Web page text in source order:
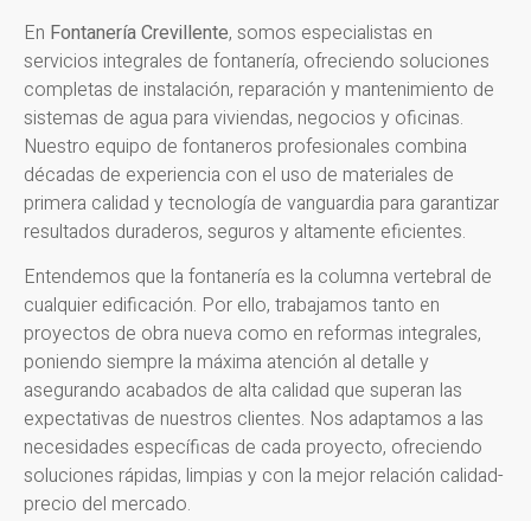
En Fontanería Crevillente, somos especialistas en
servicios integrales de fontanería, ofreciendo soluciones
completas de instalación, reparación y mantenimiento de
sistemas de agua para viviendas, negocios y oficinas.
Nuestro equipo de fontaneros profesionales combina
décadas de experiencia con el uso de materiales de
primera calidad y tecnología de vanguardia para garantizar
resultados duraderos, seguros y altamente eficientes.
Entendemos que la fontanería es la columna vertebral de
cualquier edificación. Por ello, trabajamos tanto en
proyectos de obra nueva como en reformas integrales,
poniendo siempre la máxima atención al detalle y
asegurando acabados de alta calidad que superan las
expectativas de nuestros clientes. Nos adaptamos a las
necesidades específicas de cada proyecto, ofreciendo
soluciones rápidas, limpias y con la mejor relación calidad-
precio del mercado.